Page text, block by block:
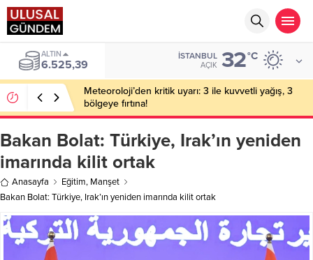
BIST
13.788,73
İSTANBUL
AÇIK 32°C
Meteoroloji’den kritik uyarı: 3 ile kuvvetli yağış, 3
bölgeye fırtına!
Bakan Bolat: Türkiye, Irak’ın yeniden
imarında kilit ortak
Anasayfa Eğitim, Manşet
Bakan Bolat: Türkiye, Irak’ın yeniden imarında kilit ortak